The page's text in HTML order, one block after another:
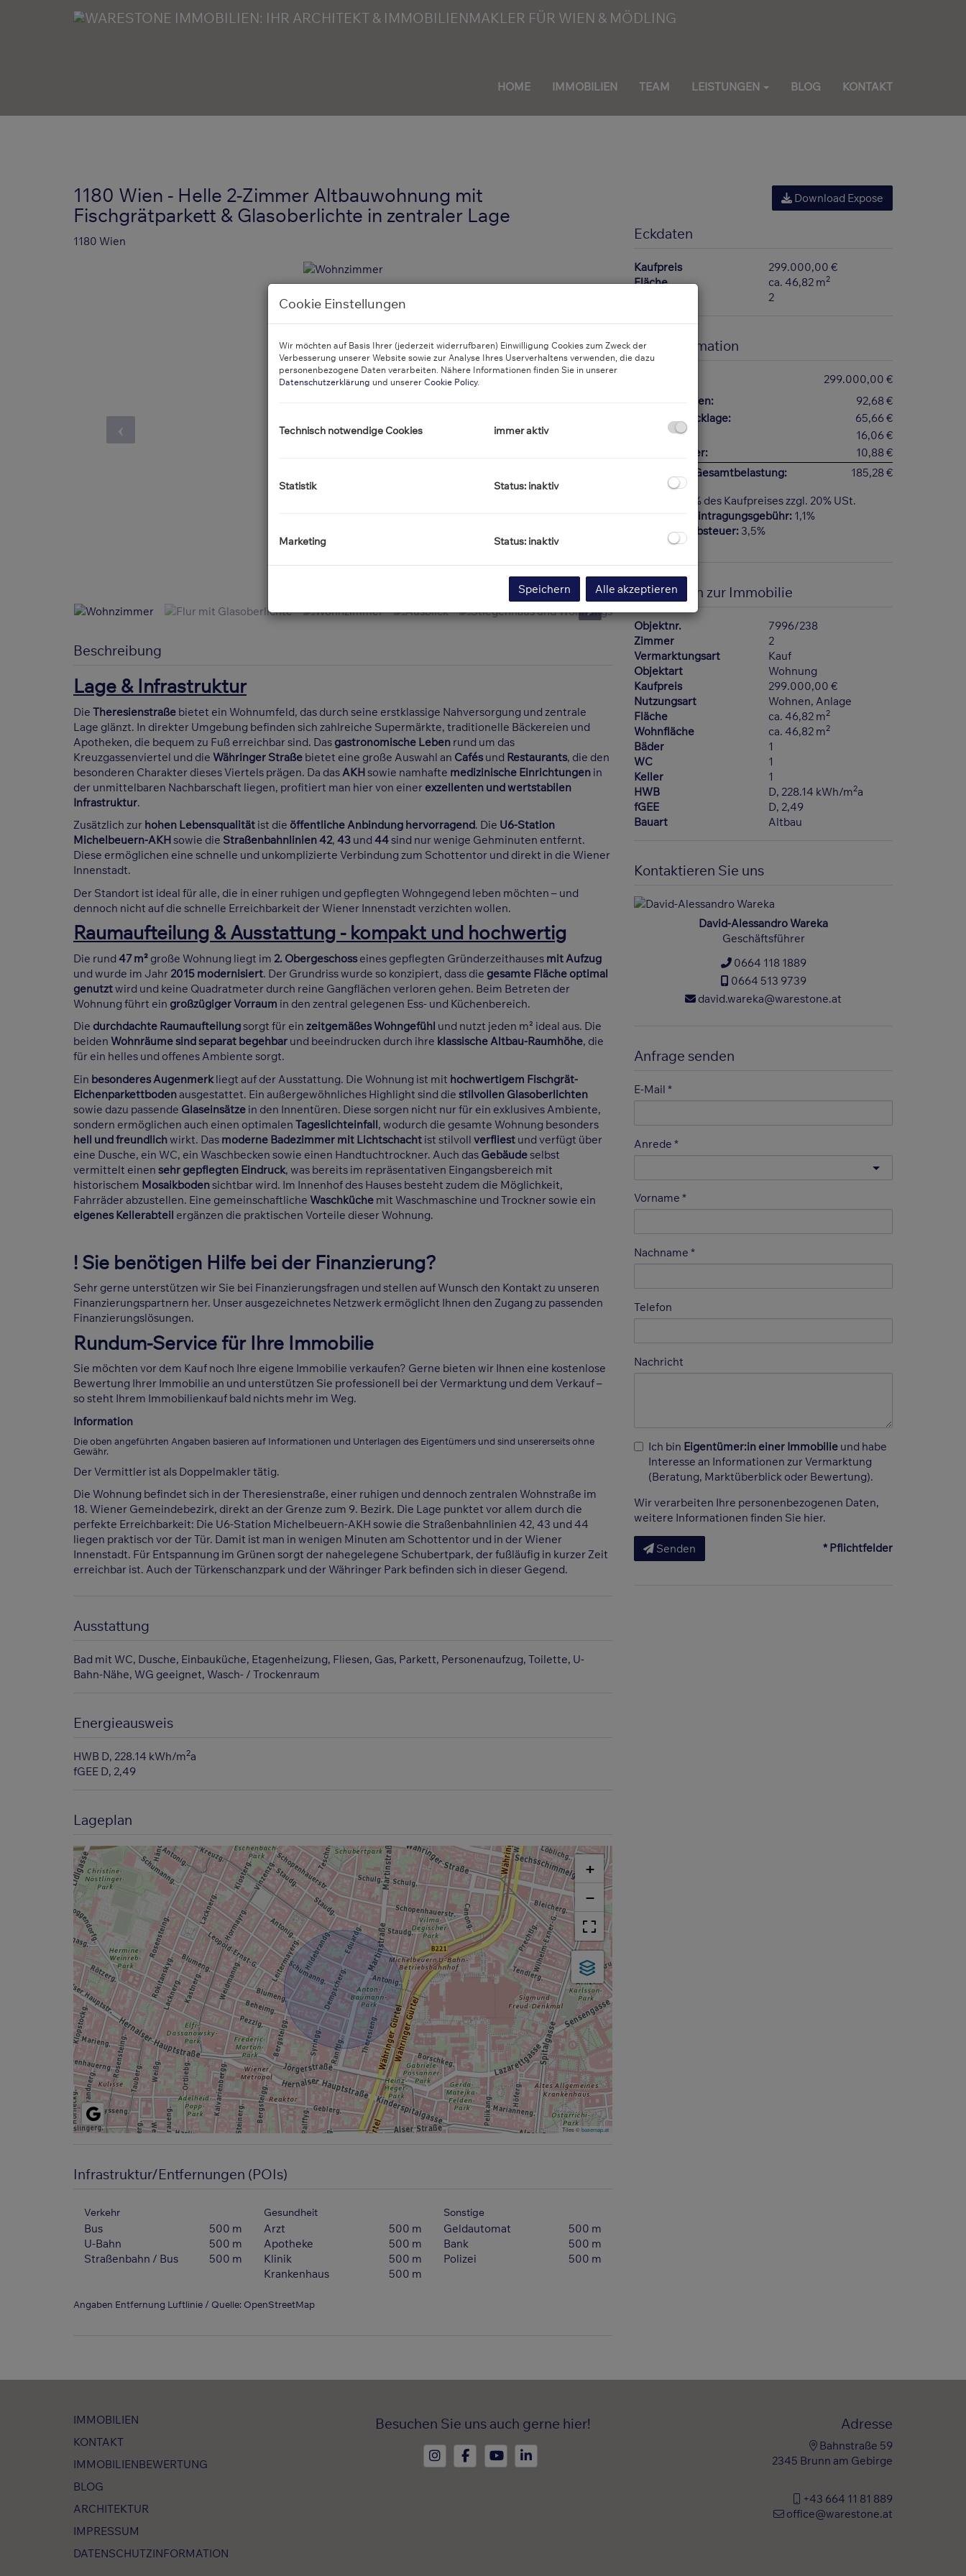
HOME IMMOBILIEN TEAM LEISTUNGEN BLOG KONTAKT
1180 Wien - Helle 2-Zimmer Altbauwohnung mit
Fischgrätparkett & Glasoberlichte in zentraler Lage
1180 Wien
Flur mit Glasoberlichte
Beschreibung
Lage & Infrastruktur
Die Theresienstraße bietet ein Wohnumfeld, das durch seine erstklassige Nahversorgung und zentrale
Lage glänzt. In direkter Umgebung befinden sich zahlreiche Supermärkte, traditionelle Bäckereien und
Apotheken, die bequem zu Fuß erreichbar sind. Das gastronomische Leben rund um das
Kreuzgassenviertel und die Währinger Straße bietet eine große Auswahl an Cafésund Restaurants, die den
besonderen Charakter dieses Viertels prägen. Da dasAKHsowie namhafte medizinische Einrichtungen in
der unmittelbaren Nachbarschaft liegen, profitiert man hier von einer exzellenten und wertstabilen
Infrastruktur.
Zusätzlich zur hohen Lebensqualität ist die öffentliche Anbindung hervorragend. Die U6-Station
Michelbeuern-AKH sowie die Straßenbahnlinien 42, 43 und 44sind nur wenige Gehminuten entfernt.
Diese ermöglichen eine schnelle und unkomplizierte Verbindung zum Schottentor und direkt in die Wiener
Innenstadt.
Der Standort ist ideal für alle, die in einer ruhigen und gepflegten Wohngegend leben möchten – und
dennoch nicht auf die schnelle Erreichbarkeit der Wiener Innenstadt verzichten wollen.
Raumaufteilung & Ausstattung - kompakt und hochwertig
Die rund 47 m² große Wohnung liegt im 2. Obergeschosseines gepflegten Gründerzeithauses mit Aufzug
und wurde im Jahr 2015 modernisiert. Der Grundriss wurde so konzipiert, dass die gesamte Fläche optimal
genutztwird und keine Quadratmeter durch reine Gangflächen verloren gehen. Beim Betreten der
Wohnung führt ein großzügiger Vorraum in den zentral gelegenen Ess- und Küchenbereich.
Die durchdachte Raumaufteilungsorgt für ein zeitgemäßes Wohngefühl und nutzt jeden m² ideal aus. Die
beiden Wohnräume sind separat begehbar und beeindrucken durch ihre klassische Altbau-Raumhöhe, die
für ein helles und offenes Ambiente sorgt.
Ein besonderes Augenmerkliegt auf der Ausstattung. Die Wohnung ist mit hochwertigem Fischgrät-
Eichenparkettbodenausgestattet. Ein außergewöhnliches Highlight sind die stilvollen Glasoberlichten
sowie dazu passende Glaseinsätze in den Innentüren. Diese sorgen nicht nur für ein exklusives Ambiente,
sondern ermöglichen auch einen optimalen Tageslichteinfall, wodurch die gesamte Wohnung besonders
hell und freundlichwirkt. Das moderne Badezimmer mit Lichtschacht ist stilvoll verfliest und verfügt über
eine Dusche, ein WC, ein Waschbecken sowie einen Handtuchtrockner. Auch das Gebäudeselbst
vermittelt einen sehr gepflegten Eindruck, was bereits im repräsentativen Eingangsbereich mit
historischem Mosaikbodensichtbar wird. Im Innenhof des Hauses besteht zudem die Möglichkeit,
Fahrräder abzustellen. Eine gemeinschaftliche Waschküche mit Waschmaschine und Trockner sowie ein
eigenes Kellerabteil ergänzen die praktischen Vorteile dieser Wohnung.
! Sie benötigen Hilfe bei der Finanzierung?
Sehr gerne unterstützen wir Sie bei Finanzierungsfragen und stellen auf Wunsch den Kontakt zu unseren
Finanzierungspartnern her. Unser ausgezeichnetes Netzwerk ermöglicht Ihnen den Zugang zu passenden
Finanzierungslösungen.
Rundum-Service für Ihre Immobilie
Sie möchten vor dem Kauf noch Ihre eigene Immobilie verkaufen? Gerne bieten wir Ihnen eine kostenlose
Bewertung Ihrer Immobilie an und unterstützen Sie professionell bei der Vermarktung und dem Verkauf –
so steht Ihrem Immobilienkauf bald nichts mehr im Weg.
Information
Die oben angeführten Angaben basieren auf Informationen und Unterlagen des Eigentümers und sind unsererseits ohne
Gewähr.
Der Vermittler ist als Doppelmakler tätig.
Die Wohnung befindet sich in der Theresienstraße, einer ruhigen und dennoch zentralen Wohnstraße im
18. Wiener Gemeindebezirk, direkt an der Grenze zum 9. Bezirk. Die Lage punktet vor allem durch die
perfekte Erreichbarkeit: Die U6-Station Michelbeuern-AKH sowie die Straßenbahnlinien 42, 43 und 44
liegen praktisch vor der Tür. Damit ist man in wenigen Minuten am Schottentor und in der Wiener
Innenstadt. Für Entspannung im Grünen sorgt der nahegelegene Schubertpark, der fußläufig in kurzer Zeit
erreichbar ist. Auch der Türkenschanzpark und der Währinger Park befinden sich in dieser Gegend.
Ausstattung
Bad mit WC Dusche Einbauküche Etagenheizung Fliesen Gas Parkett Personenaufzug Toilette U-
Bahn-Nähe WG geeignet Wasch- / Trockenraum
Energieausweis
HWB D, 228.14 kWh/m2a
fGEE D, 2,49
Lageplan
+
−
Tiles ©basemap.at
Infrastruktur/Entfernungen (POIs)
Verkehr
Bus
500 m
U-Bahn
500 m
Straßenbahn / Bus
500 m
Gesundheit
Arzt
500 m
Apotheke
500 m
Klinik
500 m
Krankenhaus
500 m
Sonstige
Geldautomat
500 m
Bank
500 m
Polizei
500 m
Angaben Entfernung Luftlinie / Quelle: OpenStreetMap
Download Expose
Eckdaten
Kaufpreis
299.000,00 €
Fläche
ca. 46,82 m2
2
Preisinformation
299.000,00 €
Betriebskosten:
92,68 €
Reparaturrücklage:
65,66 €
Liftkosten:
16,06 €
Umsatzsteuer:
10,88 €
monatliche Gesamtbelastung:
185,28 €
3% des Kaufpreises zzgl. 20% USt.
Grundbucheintragungsgebühr: 1,1%
Grunderwerbsteuer: 3,5%
Basisdaten zur Immobilie
Objektnr.
7996/238
Zimmer
2
Vermarktungsart
Kauf
Objektart
Wohnung
Kaufpreis
299.000,00 €
Nutzungsart
Wohnen Anlage
Fläche
ca. 46,82 m2
Wohnfläche ca. 46,82 m2
Bäder
1
WC
1
Keller
1
HWB
D, 228.14 kWh/m2a
fGEE
D, 2,49
Bauart
Altbau
Kontaktieren Sie uns
David-Alessandro Wareka
Geschäftsführer
0664 118 1889
0664 513 9739
david.wareka@warestone.at
Anfrage senden
E-Mail
Anrede
Vorname
Nachname
Telefon
Nachricht
Ich bin Eigentümer:in einer Immobilie und habe
Interesse an Informationen zur Vermarktung
(Beratung, Marktüberblick oder Bewertung).
Wir verarbeiten Ihre personenbezogenen Daten,
weitere Informationen finden Sie hier.
Senden * Pflichtfelder
IMMOBILIEN
KONTAKT
IMMOBILIENBEWERTUNG
BLOG
ARCHITEKTUR
IMPRESSUM
DATENSCHUTZINFORMATION
Besuchen Sie uns auch gerne hier! Adresse
Bahnstraße 59
2345 Brunn am Gebirge
+43 664 11 81 889
office@warestone.at
Cookie Einstellungen
Wir möchten auf Basis Ihrer (jederzeit widerrufbaren) Einwilligung Cookies zum Zweck der
Verbesserung unserer Website sowie zur Analyse Ihres Userverhaltens verwenden, die dazu
personenbezogene Daten verarbeiten. Nähere Informationen finden Sie in unserer
Datenschutzerklärung und unserer Cookie Policy.
Technisch notwendige Cookies immer aktiv
Statistik Status: inaktiv
Marketing Status: inaktiv
Speichern Alle akzeptieren